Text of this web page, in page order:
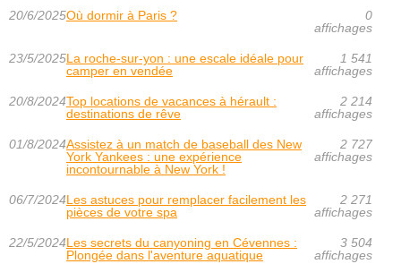
20/6/2025Où dormir à Paris ?
0
affichages
23/5/2025La roche-sur-yon : une escale idéale pour
camper en vendée
1 541
affichages
20/8/2024Top locations de vacances à hérault :
destinations de rêve
2 214
affichages
01/8/2024Assistez à un match de baseball des New
York Yankees : une expérience
incontournable à New York !
2 727
affichages
06/7/2024Les astuces pour remplacer facilement les
pièces de votre spa
2 271
affichages
22/5/2024Les secrets du canyoning en Cévennes :
Plongée dans l'aventure aquatique
3 504
affichages